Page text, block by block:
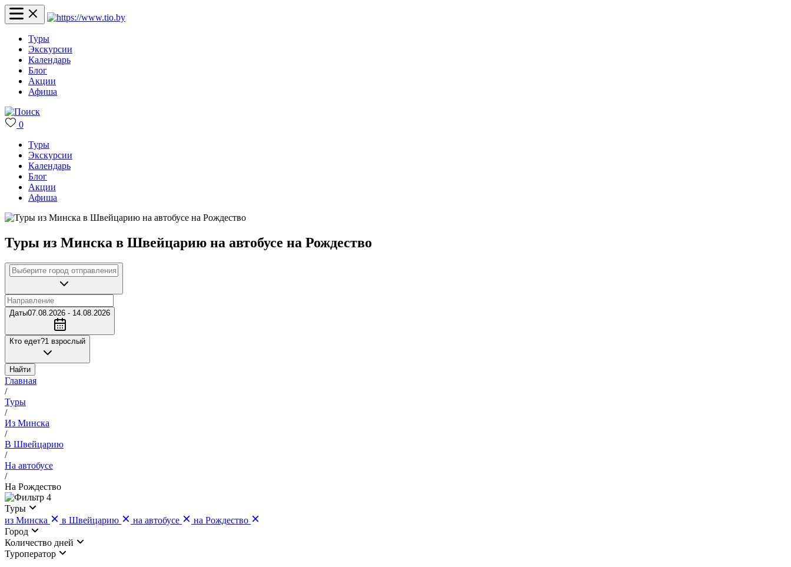
Туры
Экскурсии
Календарь
Блог
Акции
Афиша
0
Туры
Экскурсии
Календарь
Блог
Акции
Афиша
Туры из Минска в Швейцарию на автобусе на Рождество
Даты07.08.2026 - 14.08.2026
Кто едет?1 взрослый
Найти
Главная
/
Туры
/
Из Минска
/
В Швейцарию
/
На автобусе
/
На Рождество
4
Туры
из Минска
в Швейцарию на автобусе
на Рождество
Город
Количество дней
Туроператор